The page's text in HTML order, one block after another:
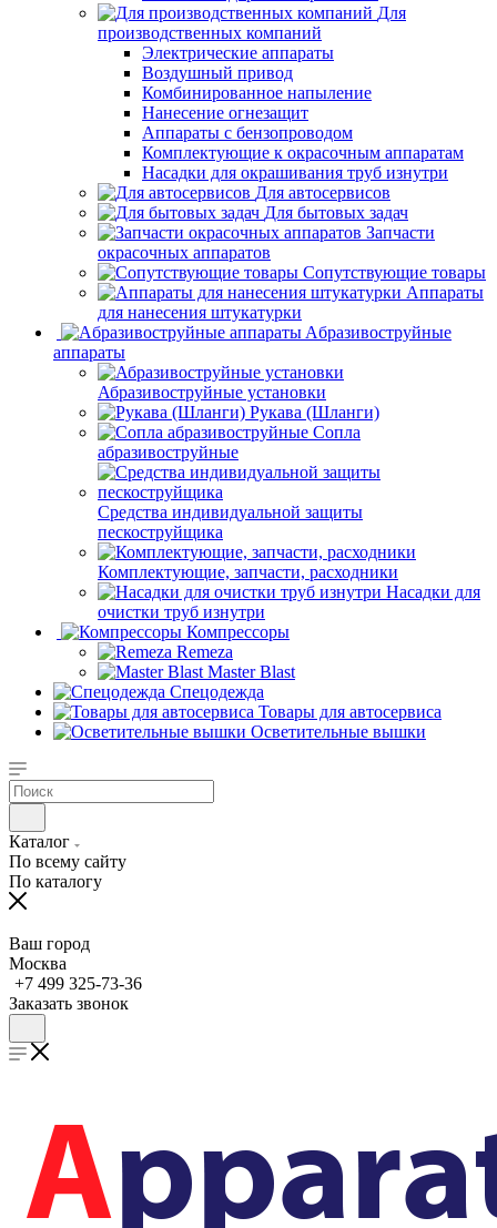
Для
производственных компаний
Электрические аппараты
Воздушный привод
Комбинированное напыление
Нанесение огнезащит
Аппараты с бензопроводом
Комплектующие к окрасочным аппаратам
Насадки для окрашивания труб изнутри
Для автосервисов
Для бытовых задач
Запчасти
окрасочных аппаратов
Сопутствующие товары
Аппараты
для нанесения штукатурки
Aбразивоструйные
аппараты
Абразивоструйные установки
Рукава (Шланги)
Сопла
абразивоструйные
Средства индивидуальной защиты
пескоструйщика
Комплектующие, запчасти, расходники
Насадки для
очистки труб изнутри
Компрессоры
Remeza
Master Blast
Спецодежда
Товары для автосервиса
Осветительные вышки
Каталог
По всему сайту
По каталогу
Ваш город
Москва
+7 499 325-73-36
Заказать звонок